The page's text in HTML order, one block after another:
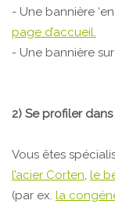
- Une bannière
page d’accueil.
- Une bannière
2) Se profiler
Vous êtes
l’acier Corten, le
(par ex. la